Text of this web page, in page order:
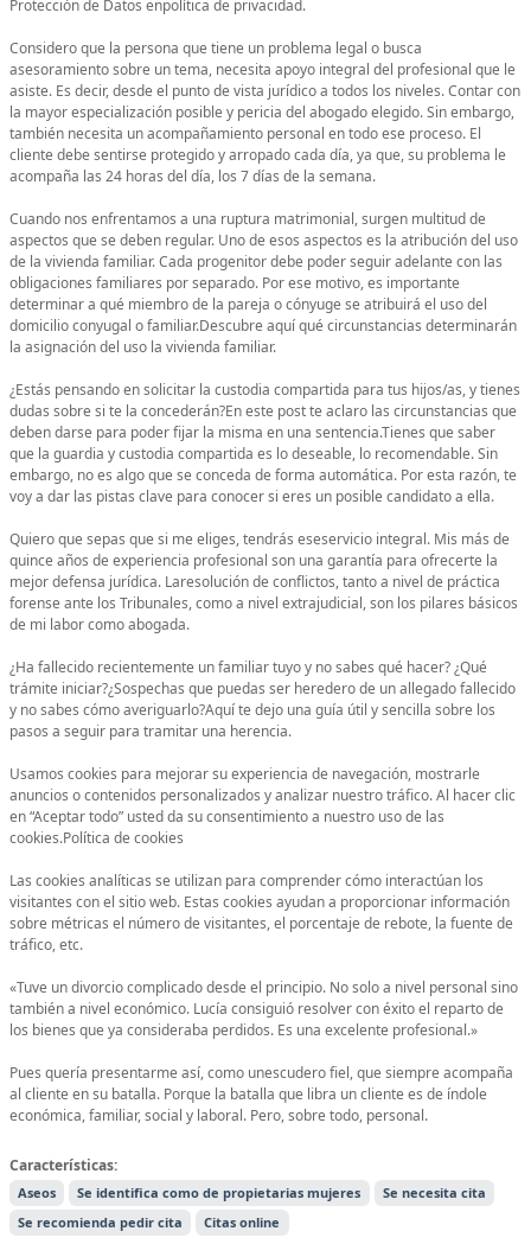
Protección de Datos enpolítica de privacidad.
Considero que la persona que tiene un problema legal o busca
asesoramiento sobre un tema, necesita apoyo integral del profesional que le
asiste. Es decir, desde el punto de vista jurídico a todos los niveles. Contar con
la mayor especialización posible y pericia del abogado elegido. Sin embargo,
también necesita un acompañamiento personal en todo ese proceso. El
cliente debe sentirse protegido y arropado cada día, ya que, su problema le
acompaña las 24 horas del día, los 7 días de la semana.
Cuando nos enfrentamos a una ruptura matrimonial, surgen multitud de
aspectos que se deben regular. Uno de esos aspectos es la atribución del uso
de la vivienda familiar. Cada progenitor debe poder seguir adelante con las
obligaciones familiares por separado. Por ese motivo, es importante
determinar a qué miembro de la pareja o cónyuge se atribuirá el uso del
domicilio conyugal o familiar.Descubre aquí qué circunstancias determinarán
la asignación del uso la vivienda familiar.
¿Estás pensando en solicitar la custodia compartida para tus hijos/as, y tienes
dudas sobre si te la concederán?En este post te aclaro las circunstancias que
deben darse para poder fijar la misma en una sentencia.Tienes que saber
que la guardia y custodia compartida es lo deseable, lo recomendable. Sin
embargo, no es algo que se conceda de forma automática. Por esta razón, te
voy a dar las pistas clave para conocer si eres un posible candidato a ella.
Quiero que sepas que si me eliges, tendrás eseservicio integral. Mis más de
quince años de experiencia profesional son una garantía para ofrecerte la
mejor defensa jurídica. Laresolución de conflictos, tanto a nivel de práctica
forense ante los Tribunales, como a nivel extrajudicial, son los pilares básicos
de mi labor como abogada.
¿Ha fallecido recientemente un familiar tuyo y no sabes qué hacer? ¿Qué
trámite iniciar?¿Sospechas que puedas ser heredero de un allegado fallecido
y no sabes cómo averiguarlo?Aquí te dejo una guía útil y sencilla sobre los
pasos a seguir para tramitar una herencia.
Usamos cookies para mejorar su experiencia de navegación, mostrarle
anuncios o contenidos personalizados y analizar nuestro tráfico. Al hacer clic
en “Aceptar todo” usted da su consentimiento a nuestro uso de las
cookies.Política de cookies
Las cookies analíticas se utilizan para comprender cómo interactúan los
visitantes con el sitio web. Estas cookies ayudan a proporcionar información
sobre métricas el número de visitantes, el porcentaje de rebote, la fuente de
tráfico, etc.
«Tuve un divorcio complicado desde el principio. No solo a nivel personal sino
también a nivel económico. Lucía consiguió resolver con éxito el reparto de
los bienes que ya consideraba perdidos. Es una excelente profesional.»
Pues quería presentarme así, como unescudero fiel, que siempre acompaña
al cliente en su batalla. Porque la batalla que libra un cliente es de índole
económica, familiar, social y laboral. Pero, sobre todo, personal.
Características:
Aseos Se identifica como de propietarias mujeres
Se necesita cita
Se recomienda pedir cita
Citas online